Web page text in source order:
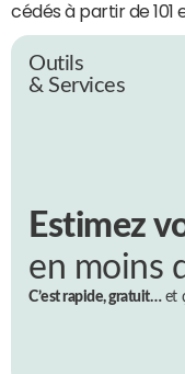
cédés à partir de 101
Outils
& Services
Estimez
en moins
C’est rapide, gratuit…et